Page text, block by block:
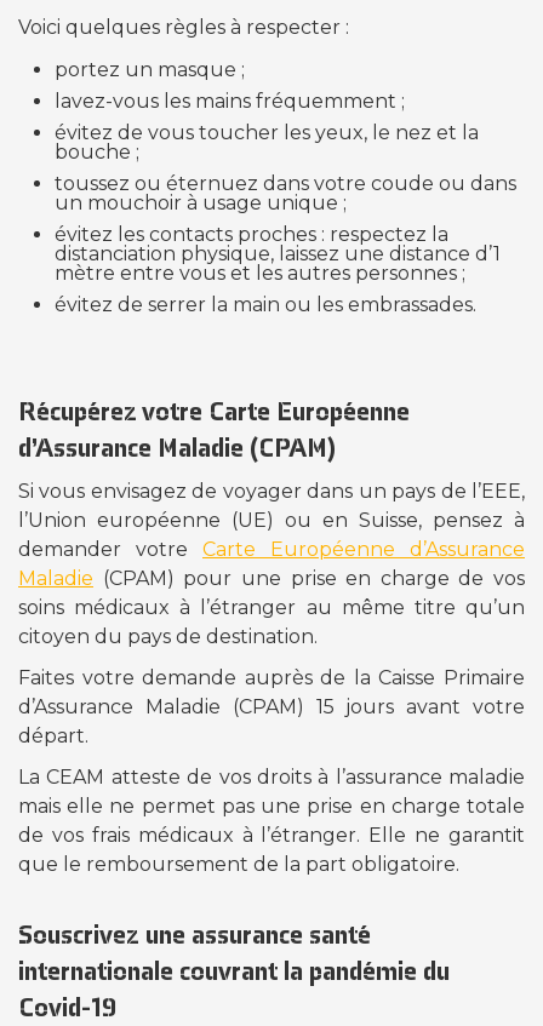
Voici quelques règles à respecter :
portez un masque ;
lavez-vous les mains fréquemment ;
évitez de vous toucher les yeux, le nez et la
bouche ;
toussez ou éternuez dans votre coude ou dans
un mouchoir à usage unique ;
évitez les contacts proches : respectez la
distanciation physique, laissez une distance d’1
mètre entre vous et les autres personnes ;
évitez de serrer la main ou les embrassades.
Récupérez votre Carte Européenne
d’Assurance Maladie (CPAM)
Si vous envisagez de voyager dans un pays de l’EEE,
l’Union européenne (UE) ou en Suisse, pensez à
demander votre Carte Européenne d’Assurance
Maladie (CPAM) pour une prise en charge de vos
soins médicaux à l’étranger au même titre qu’un
citoyen du pays de destination.
Faites votre demande auprès de la Caisse Primaire
d’Assurance Maladie (CPAM) 15 jours avant votre
départ.
La CEAM atteste de vos droits à l’assurance maladie
mais elle ne permet pas une prise en charge totale
de vos frais médicaux à l’étranger. Elle ne garantit
que le remboursement de la part obligatoire.
Souscrivez une assurance santé
internationale couvrant la pandémie du
Covid-19